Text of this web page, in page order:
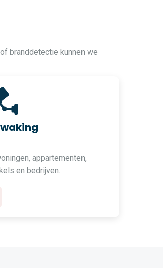
branddetectie kunnen we
appartementen,
en bedrijven.